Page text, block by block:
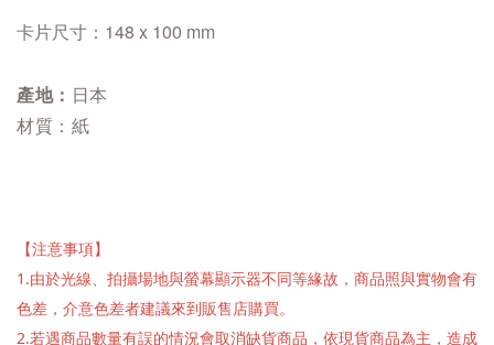
卡片尺寸：148 x 100 mm
產地： 日本
材質：紙
【注意事項】
1.由於光線、拍攝場地與螢幕顯示器不同等緣故，商品照與實物會有
色差，介意色差者建議來到販售店購買。
2.若遇商品數量有誤的情況會取消缺貨商品，依現貨商品為主，造成